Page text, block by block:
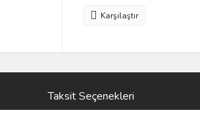
Karşılaştır
Taksit Seçenekleri